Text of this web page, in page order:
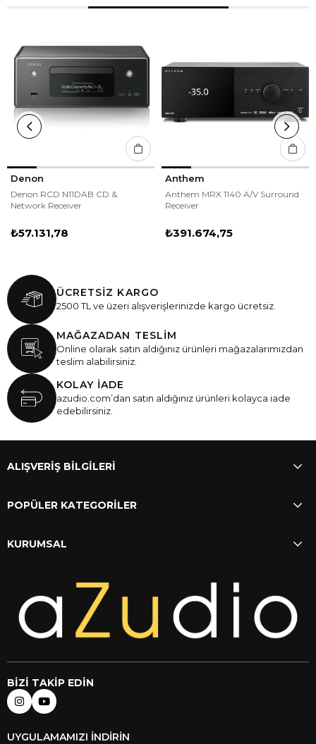
Denon
Denon RCD N11DAB CD &
Network Receiver
₺57.131,78
Anthem
Anthem MRX 1140 A/V Surround
Receiver
₺391.674,75
ÜCRETSİZ KARGO
2500 TL ve üzeri alışverişlerinizde kargo ücretsiz.
MAĞAZADAN TESLİM
Online olarak satın aldığınız ürünleri mağazalarımızdan
teslim alabilirsiniz.
KOLAY İADE
azudio.com’dan satın aldığınız ürünleri kolayca iade
edebilirsiniz.
ALIŞVERİŞ BİLGİLERİ
POPÜLER KATEGORİLER
KURUMSAL
BİZİ TAKİP EDİN
UYGULAMAMIZI İNDİRİN